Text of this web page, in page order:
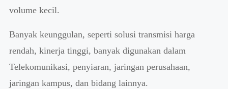
volume kecil.
Banyak keunggulan, seperti solusi transmisi harga
rendah, kinerja tinggi, banyak digunakan dalam
Telekomunikasi, penyiaran, jaringan perusahaan,
jaringan kampus, dan bidang lainnya.